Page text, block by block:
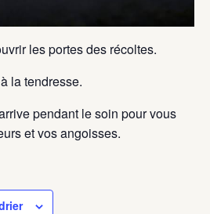
les portes des récoltes.
la tendresse.
pendant le soin pour vous
et vos angoisses.